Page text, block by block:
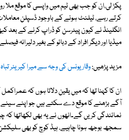
پکڑ لی،ان کو جب بھی ٹیم میں واپسی کا موقع
کرتے رہے، ٹیلنٹ ہونے کے باوجود ڈسپلن معاملات
انگلینڈ نے کیون پیٹرسن کو ڈراپ کرنے کے بعد
میڈیا اور دیگر افراد کے دبائو کے بغیر دلیرانہ
مزید پڑھیں:وقار یونس کی وجہ سے میرا کیریئر
ان کا کہنا تھا کہ میں یقین دلاتا ہوں کہ
آگے بڑھنے کا موقع دے سکتے ہیں جو اپنے سینے
نمائندگی کریں گے۔انھوں نے یہ بھی لکھاتھا
سمجھ بوجھ ہونا چاہیے، ہیڈ کوچ کو بھی سلیکشن